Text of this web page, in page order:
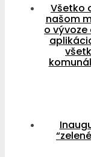
Všetko
našom
o vývoze